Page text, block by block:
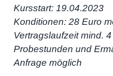
Kursstart: 19.04.2023
Konditionen: 28 Euro
Vertragslaufzeit mind.
Probestunden und
Anfrage möglich